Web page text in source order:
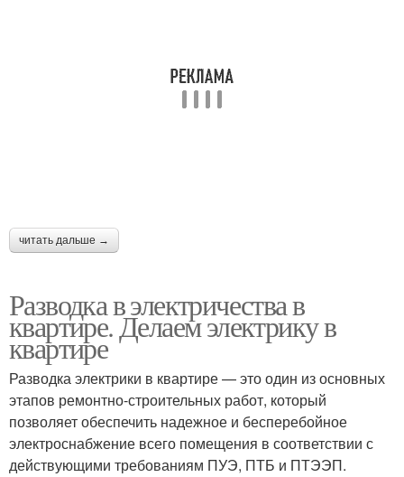
читать дальше →
Разводка в электричества в
квартире. Делаем электрику в
квартире
Разводка электрики в квартире — это один из основных
этапов ремонтно-строительных работ, который
позволяет обеспечить надежное и бесперебойное
электроснабжение всего помещения в соответствии с
действующими требованиям ПУЭ, ПТБ и ПТЭЭП.